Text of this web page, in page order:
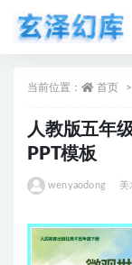
当前位置： 首页
人教版五年
PPT模板
wenyaodong 美